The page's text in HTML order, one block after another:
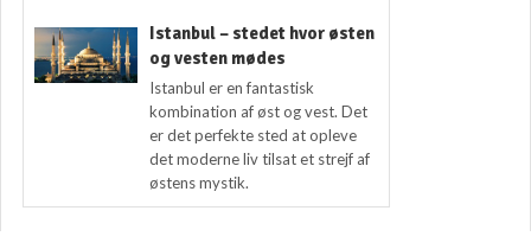
Istanbul – stedet hvor østen
og vesten mødes
Istanbul er en fantastisk
kombination af øst og vest. Det
er det perfekte sted at opleve
det moderne liv tilsat et strejf af
østens mystik.